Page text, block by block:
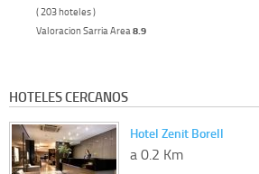
( 203 hoteles )
Valoracion Sarria Area 8.9
HOTELES CERCANOS
Hotel Zenit Borell
a 0.2 Km